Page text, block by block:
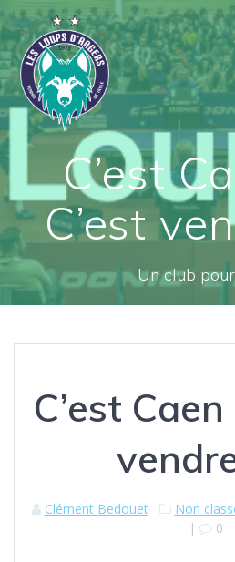
Passer
au
C’est
C’est
Un club
C’est
Clément Bedouet Non
|
0